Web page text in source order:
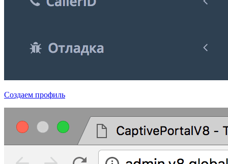
Создаем профиль